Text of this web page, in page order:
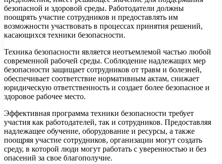
безопасной и здоровой среды. Работодатели должны
поощрять участие сотрудников и предоставлять им
возможности участвовать в процессах принятия решений,
касающихся техники безопасности.
Техника безопасности является неотъемлемой частью любой
современной рабочей среды. Соблюдение надлежащих мер
безопасности защищает сотрудников от травм и болезней,
обеспечивает соответствие нормативным актам, снижает
юридическую ответственность и создает более безопасное и
здоровое рабочее место.
Эффективная программа техники безопасности требует
участия как работодателей, так и сотрудников. Предоставляя
надлежащее обучение, оборудование и ресурсы, а также
поощряя участие сотрудников, организации могут создать
среду, в которой люди могут работать с уверенностью и без
опасений за свое благополучие.